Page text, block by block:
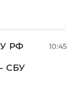
РФ
СБУ
10:45